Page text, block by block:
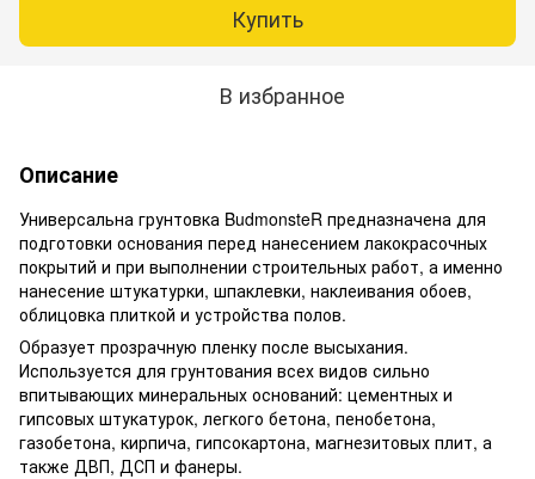
Купить
В избранное
Описание
Универсальна грунтовка BudmonsteR предназначена для
подготовки основания перед нанесением лакокрасочных
покрытий и при выполнении строительных работ, а именно
нанесение штукатурки, шпаклевки, наклеивания обоев,
облицовка плиткой и устройства полов.
Образует прозрачную пленку после высыхания.
Используется для грунтования всех видов сильно
впитывающих минеральных оснований: цементных и
гипсовых штукатурок, легкого бетона, пенобетона,
газобетона, кирпича, гипсокартона, магнезитовых плит, а
также ДВП, ДСП и фанеры.